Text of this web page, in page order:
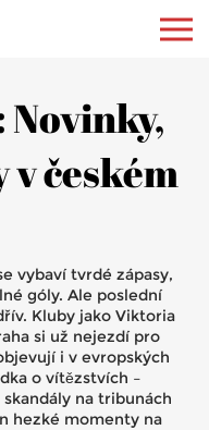
v českém
vybaví tvrdé zápasy,
góly. Ale poslední
Kluby jako Viktoria
si už nejezdí pro
i v evropských
o vítězstvích –
na tribunách
hezké momenty na